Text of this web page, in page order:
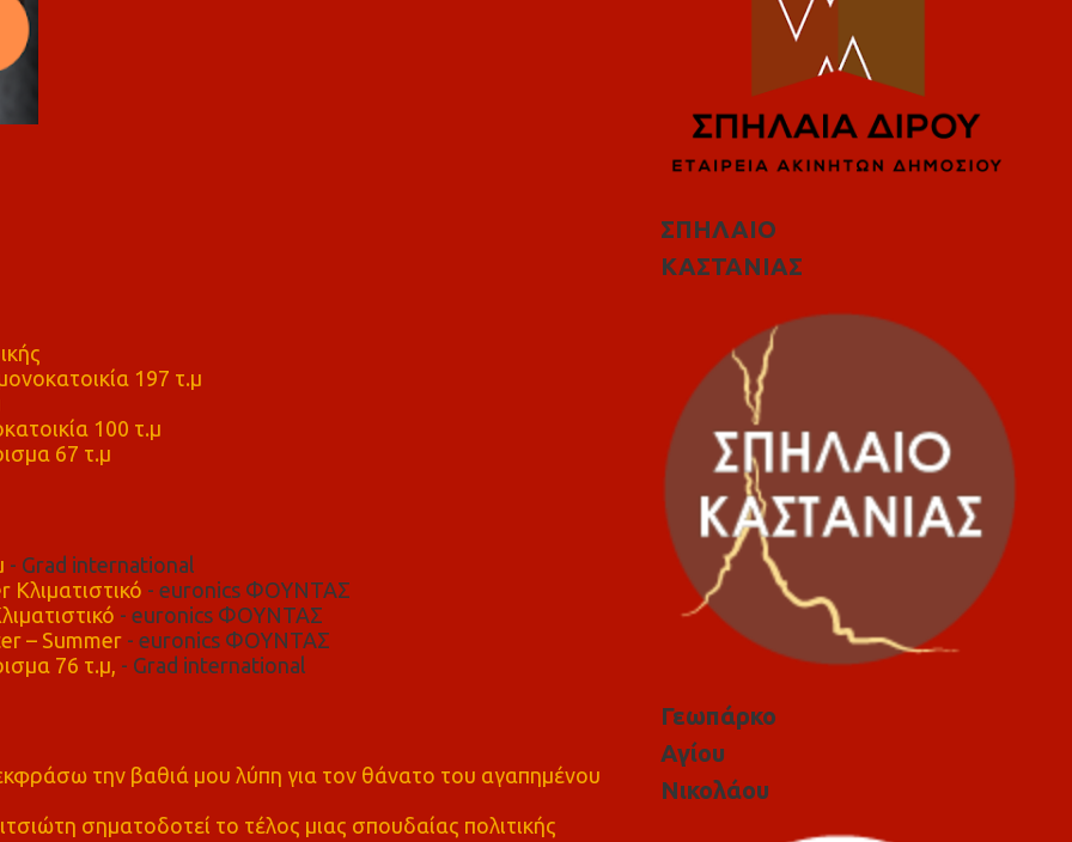
197 τ.μ
100 τ.μ
67 τ.μ
- Grad international
- euronics ΦΟΥΝΤΑΣ
- euronics ΦΟΥΝΤΑΣ
– Summer- euronics ΦΟΥΝΤΑΣ
76 τ.μ, - Grad international
την βαθιά μου λύπη για τον θάνατο του αγαπημένου
σηματοδοτεί το τέλος μιας σπουδαίας πολιτικής
ΣΠΗΛΑΙΟ
ΚΑΣΤΑΝΙΑΣ
Γεωπάρκο
Αγίου
Νικολάου